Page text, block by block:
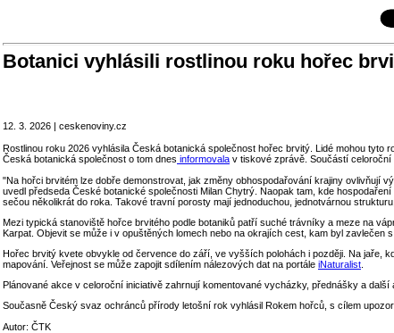
Botanici vyhlásili rostlinou roku hořec
12. 3. 2026 | ceskenoviny.cz
Rostlinou roku 2026 vyhlásila Česká botanická společnost hořec brvitý. Lidé mohou
Česká botanická společnost o tom dnes informovala v tiskové zprávě. Součástí
"Na hořci brvitém lze dobře demonstrovat, jak změny obhospodařování krajiny ovlivňují
uvedl předseda České botanické společnosti Milan Chytrý. Naopak tam, kde
sečou několikrát do roka. Takové travní porosty mají jednoduchou, jednotvárnou
Mezi typická stanoviště hořce brvitého podle botaniků patří suché trávníky a meze na
Karpat. Objevit se může i v opuštěných lomech nebo na okrajích cest, kam byl
Hořec brvitý kvete obvykle od července do září, ve vyšších polohách i později. Na jaře,
mapování. Veřejnost se může zapojit sdílením nálezových dat na portále iNaturalist
Plánované akce v celoroční iniciativě zahrnují komentované vycházky, přednášky a
Současně Český svaz ochránců přírody letošní rok vyhlásil Rokem hořců, s cílem
Autor: ČTK